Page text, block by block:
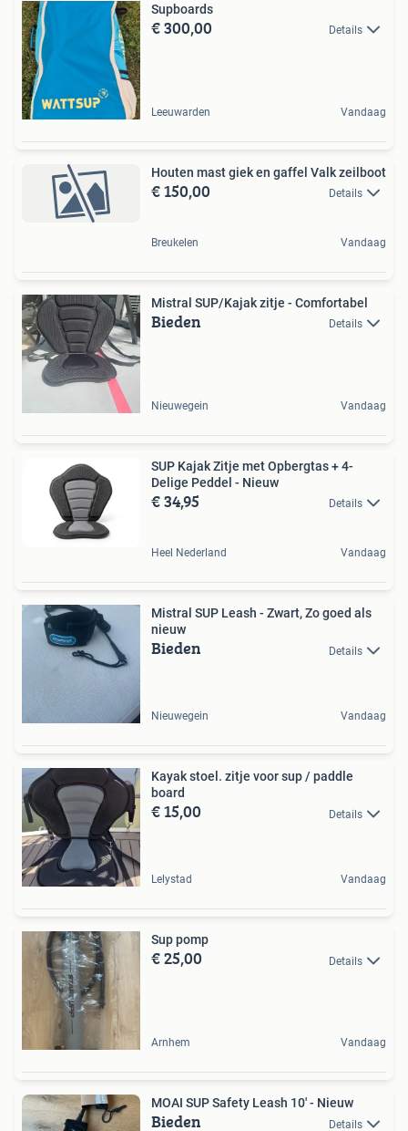
Supboards
€ 300,00 Details
Leeuwarden Vandaag
Houten mast giek en gaffel Valk zeilboot
€ 150,00 Details
Breukelen Vandaag
Mistral SUP/Kajak zitje - Comfortabel
Bieden Details
Nieuwegein Vandaag
SUP Kajak Zitje met Opbergtas + 4-
Delige Peddel - Nieuw
€ 34,95 Details
Heel Nederland Vandaag
Mistral SUP Leash - Zwart, Zo goed als
nieuw
Bieden Details
Nieuwegein Vandaag
Kayak stoel. zitje voor sup / paddle
board
€ 15,00 Details
Lelystad Vandaag
Sup pomp
€ 25,00 Details
Arnhem Vandaag
MOAI SUP Safety Leash 10' - Nieuw
Bieden Details